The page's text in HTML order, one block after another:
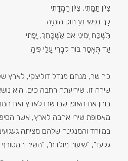
צִיּוֹן תַּמָּתִי, צִיּוֹן חֶמְדָתִי
לָךְ נַפְשִׁי מֵרָחוֹק הוֹמִיָּה
תִּשְׁכַּח יְמִינִי אִם אֶשְׁכָּחֵךְ, יָפָתִי
עַד תֶּאְטַר בּוֹר קִבְרִי עָלַי פִּיהָ.
כך שר, מנחם מנדל דוליצקי, לארץ
שירה זו, שיריעתה רחבה כים, היא
בוחן את האופן שבו שרו לארץ ואת
מאסופת שירי אהבה לארץ, אשר
במיוחד והמנגינה שלהם מציתה
גלעד", "שיעור מולדת", "השיר